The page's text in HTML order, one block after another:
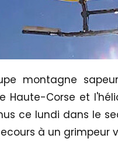
montagne
Haute-Corse et
ce lundi dans le
à un grimpeur